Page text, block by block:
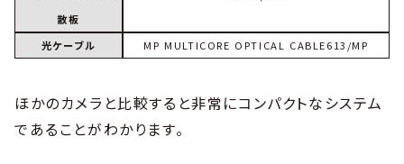
散板
光ケーブル MP MULTICORE OPTICAL CABLE613/MP
ほかのカメラと比較すると非常にコンパクトなシステム
であることがわかります。